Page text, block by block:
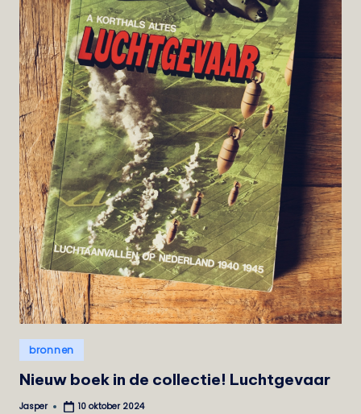
Geplaatst
in
bronnen
Nieuw boek in de collectie! Luchtgevaar
Geplaatst
Jasper 10 oktober 2024